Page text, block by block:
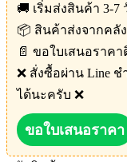
🚚 เริ่มส่งสินค้า 3-
📦 สินค้าส่งจากคลัง
📄 ขอใบเสนอราค
❌ สั่งซื้อผ่าน Line
ได้นะครับ ❌
ขอใบเสนอราคา